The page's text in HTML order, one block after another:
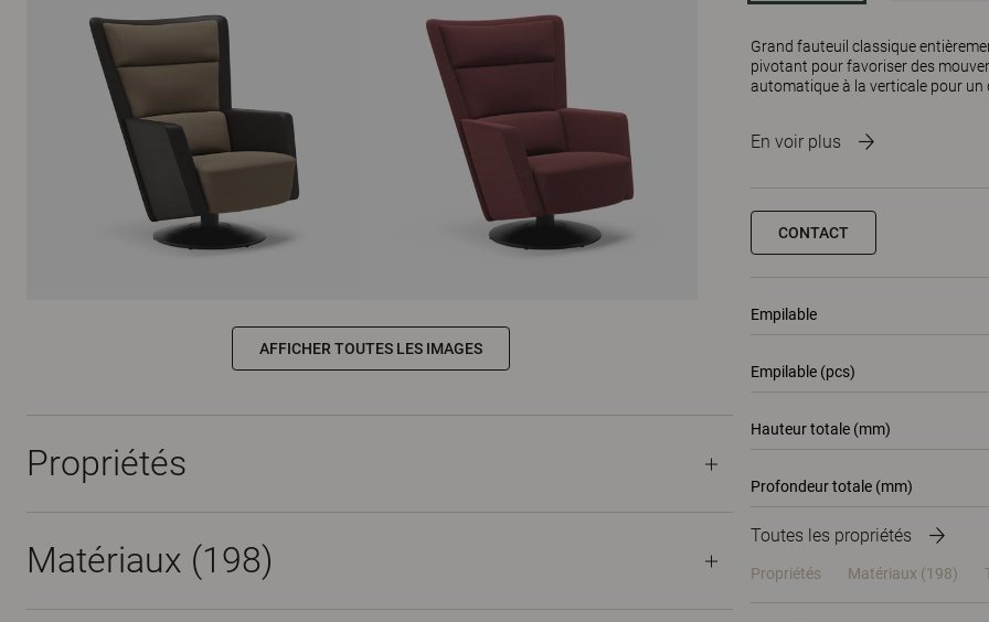
Grand fauteuil classique
pivotant pour favoriser des
automatique à la verticale pour un
En voir plus
CONTACT
Empilable
Empilable (pcs)
Hauteur totale (mm)
Profondeur totale (mm)
Toutes les propriétés
Propriétés Matériaux (198)
AFFICHER TOUTES LES IMAGES
Propriétés
Matériaux (198)